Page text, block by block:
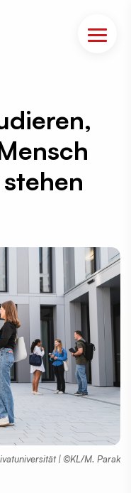
| ©KL/M. Parak